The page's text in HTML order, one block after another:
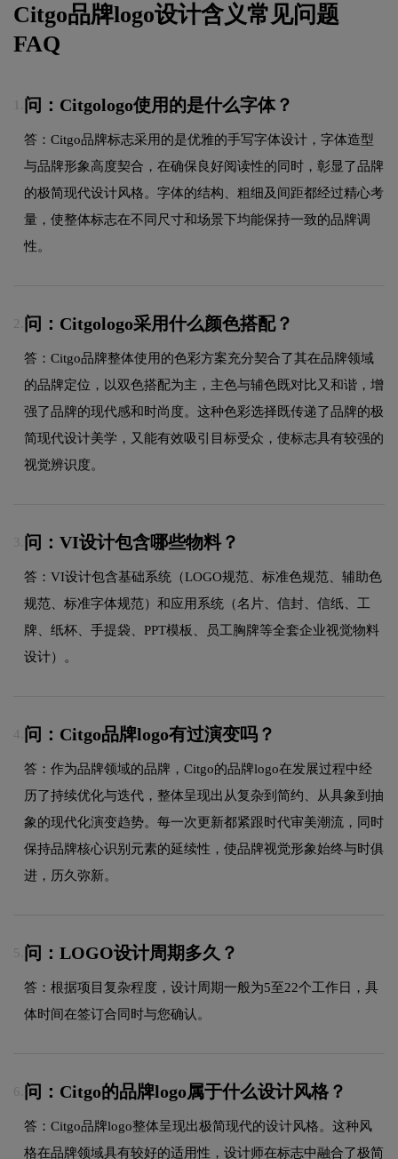
Citgo品牌logo设计含义常见问题
FAQ
问：Citgologo使用的是什么字体？
答：Citgo品牌标志采用的是优雅的手写字体设计，字体造型
与品牌形象高度契合，在确保良好阅读性的同时，彰显了品牌
的极简现代设计风格。字体的结构、粗细及间距都经过精心考
量，使整体标志在不同尺寸和场景下均能保持一致的品牌调
性。
2. 问：Citgologo采用什么颜色搭配？
答：Citgo品牌整体使用的色彩方案充分契合了其在品牌领域
的品牌定位，以双色搭配为主，主色与辅色既对比又和谐，增
强了品牌的现代感和时尚度。这种色彩选择既传递了品牌的极
简现代设计美学，又能有效吸引目标受众，使标志具有较强的
视觉辨识度。
3. 问：VI设计包含哪些物料？
答：VI设计包含基础系统（LOGO规范、标准色规范、辅助色
规范、标准字体规范）和应用系统（名片、信封、信纸、工
牌、纸杯、手提袋、PPT模板、员工胸牌等全套企业视觉物料
设计）。
4. 问：Citgo品牌logo有过演变吗？
答：作为品牌领域的品牌，Citgo的品牌logo在发展过程中经
历了持续优化与迭代，整体呈现出从复杂到简约、从具象到抽
象的现代化演变趋势。每一次更新都紧跟时代审美潮流，同时
保持品牌核心识别元素的延续性，使品牌视觉形象始终与时俱
进，历久弥新。
5. 问：LOGO设计周期多久？
答：根据项目复杂程度，设计周期一般为5至22个工作日，具
体时间在签订合同时与您确认。
6. 问：Citgo的品牌logo属于什么设计风格？
答：Citgo品牌logo整体呈现出极简现代的设计风格。这种风
格在品牌领域具有较好的适用性，设计师在标志中融合了极简